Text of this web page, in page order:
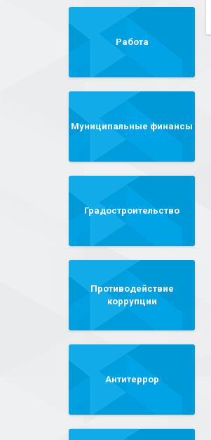
Работа
Муниципальные финансы
Градостроительство
Противодействие
коррупции
Антитеррор